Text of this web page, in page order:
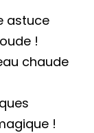
astuce
!
chaude
!